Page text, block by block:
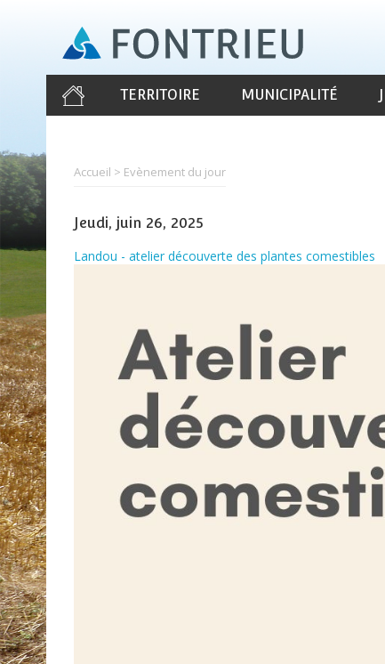
TERRITOIRE MUNICIPALITÉ
Accueil Evènement du jour
Jeudi, juin 26, 2025
Landou - atelier découverte des plantes comestibles